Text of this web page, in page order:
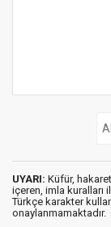
UYARI: Küfür,
içeren, imla kuralları
Türkçe karakter
onaylanmamaktadır.